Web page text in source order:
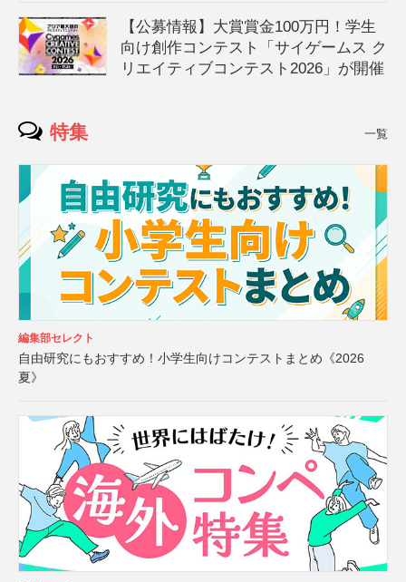
【公募情報】大賞賞金100万円！学生
向け創作コンテスト「サイゲームス ク
リエイティブコンテスト2026」が開催
特集 一覧
編集部セレクト
自由研究にもおすすめ！小学生向けコンテストまとめ《2026
夏》